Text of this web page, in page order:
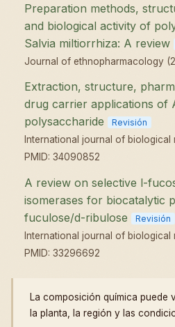
Preparation methods,
and biological activity of
Salvia miltiorrhiza: A review
Journal of ethnopharmacology
Extraction, structure,
drug carrier applications of
polysaccharide
Revisión
International journal of
PMID: 34090852
A review on selective l-
isomerases for biocatalytic
fuculose/d-ribulose
Revisión
International journal of
PMID: 33296692
La composición química puede
la planta, la región y las